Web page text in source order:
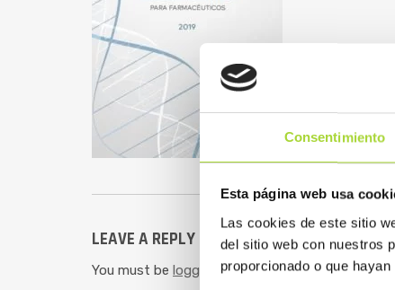
Consentimiento
Esta página web usa
Las cookies de este sitio
del sitio web con nuestros
proporcionado o que
LEAVE A REPLY
You must be logged into post a comment.